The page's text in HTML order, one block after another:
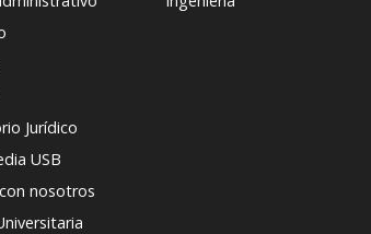
Jurídico
USB
nosotros